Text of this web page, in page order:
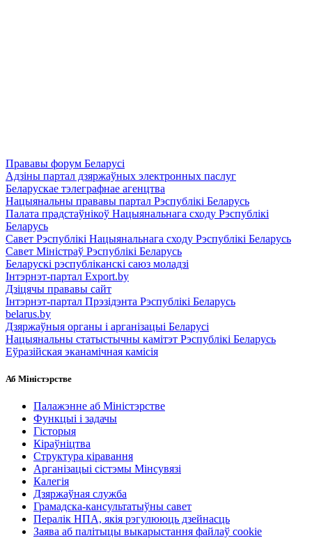
Прававы форум Беларусі
Адзіны партал дзяржаўных электронных паслуг
Беларускае тэлеграфнае агенцтва
Нацыянальны прававы партал Рэспублікі Беларусь
Палата прадстаўнікоў Нацыянальнага сходу Рэспублікі
Беларусь
Савет Рэспублікі Нацыянальнага сходу Рэспублікі Беларусь
Савет Міністраў Рэспублікі Беларусь
Беларускі рэспубліканскі саюз моладзі
Інтэрнэт-партал Export.by
Дзіцячы прававы сайт
Інтэрнэт-партал Прэзідэнта Рэспублікі Беларусь
belarus.by
Дзяржаўныя органы і арганізацыі Беларусі
Нацыянальны статыстычны камітэт Рэспублікі Беларусь
Еўразійская эканамічная камісія
Аб Міністэрстве
Палажэнне аб Міністэрстве
Функцыі і задачы
Гісторыя
Кіраўніцтва
Структура кіравання
Арганізацыі сістэмы Мінсувязі
Калегія
Дзяржаўная служба
Грамадска-кансультатыўны савет
Пералік НПА, якія рэгулююць дзейнасць
Заява аб палітыцы выкарыстання файлаў cookie